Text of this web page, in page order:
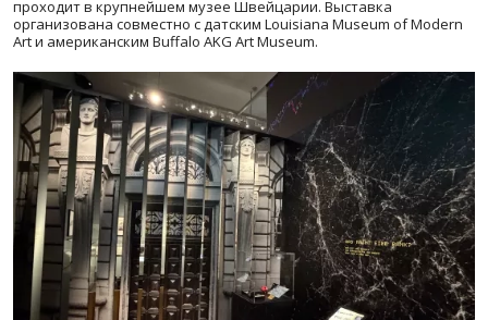
проходит в крупнейшем музее Швейцарии. Выставка
организована совместно с датским Louisiana Museum of Modern
Art и американским Buffalo AKG Art Museum.